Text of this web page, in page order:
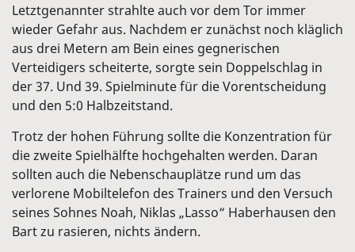
Letztgenannter strahlte auch vor dem Tor immer
wieder Gefahr aus. Nachdem er zunächst noch kläglich
aus drei Metern am Bein eines gegnerischen
Verteidigers scheiterte, sorgte sein Doppelschlag in
der 37. Und 39. Spielminute für die Vorentscheidung
und den 5:0 Halbzeitstand.
Trotz der hohen Führung sollte die Konzentration für
die zweite Spielhälfte hochgehalten werden. Daran
sollten auch die Nebenschauplätze rund um das
verlorene Mobiltelefon des Trainers und den Versuch
seines Sohnes Noah, Niklas „Lasso“ Haberhausen den
Bart zu rasieren, nichts ändern.